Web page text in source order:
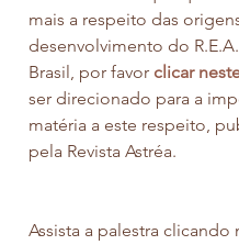
mais a respeito das
desenvolvimento do
Brasil, por favor clicar
ser direcionado para a
matéria a este respeito,
pela Revista Astréa.
Assista a palestra clicando